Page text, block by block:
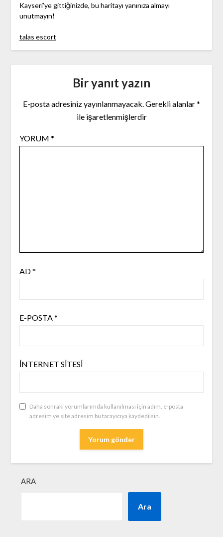
Kayseri’ye gittiğinizde, bu haritayı yanınıza almayı
unutmayın!
talas escort
Bir yanıt yazın
E-posta adresiniz yayınlanmayacak.Gerekli alanlar*
ile işaretlenmişlerdir
YORUM *
AD*
E-POSTA*
İNTERNET SITESI
Daha sonraki yorumlarımda kullanılması için adım, e-posta
adresim ve site adresim bu tarayıcıya kaydedilsin.
ARA
Ara